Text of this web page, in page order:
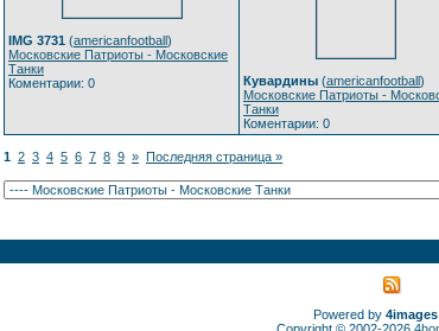
IMG 3731 (americanfootball)
Московские Патриоты - Московские
Танки
Коментарии: 0
Кувардины (americanfootball)
Московские Патриоты -
Танки
Коментарии: 0
1 2 3 4 5 6 7 8 9 » Последняя страница »
Powered by 4images